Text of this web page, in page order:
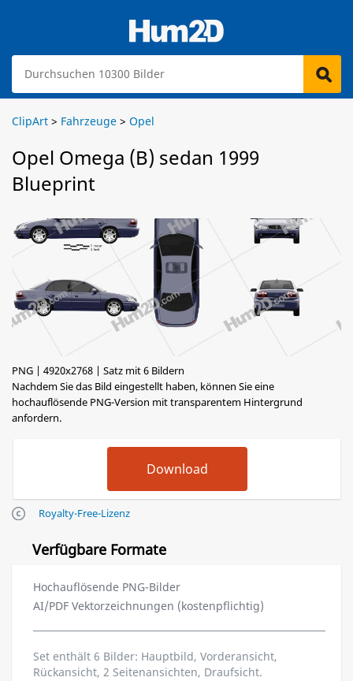
ClipArt > Fahrzeuge > Opel
Opel Omega (B) sedan 1999
Blueprint
PNG | 4920x2768 | Satz mit 6 Bildern
Nachdem Sie das Bild eingestellt haben, können Sie eine
hochauflösende PNG-Version mit transparentem Hintergrund
anfordern.
Royalty-Free-Lizenz
Verfügbare Formate
Hochauflösende PNG-Bilder
AI/PDF Vektorzeichnungen (kostenpflichtig)
Set enthält 6 Bilder: Hauptbild, Vorderansicht,
Rückansicht, 2 Seitenansichten, Draufsicht.